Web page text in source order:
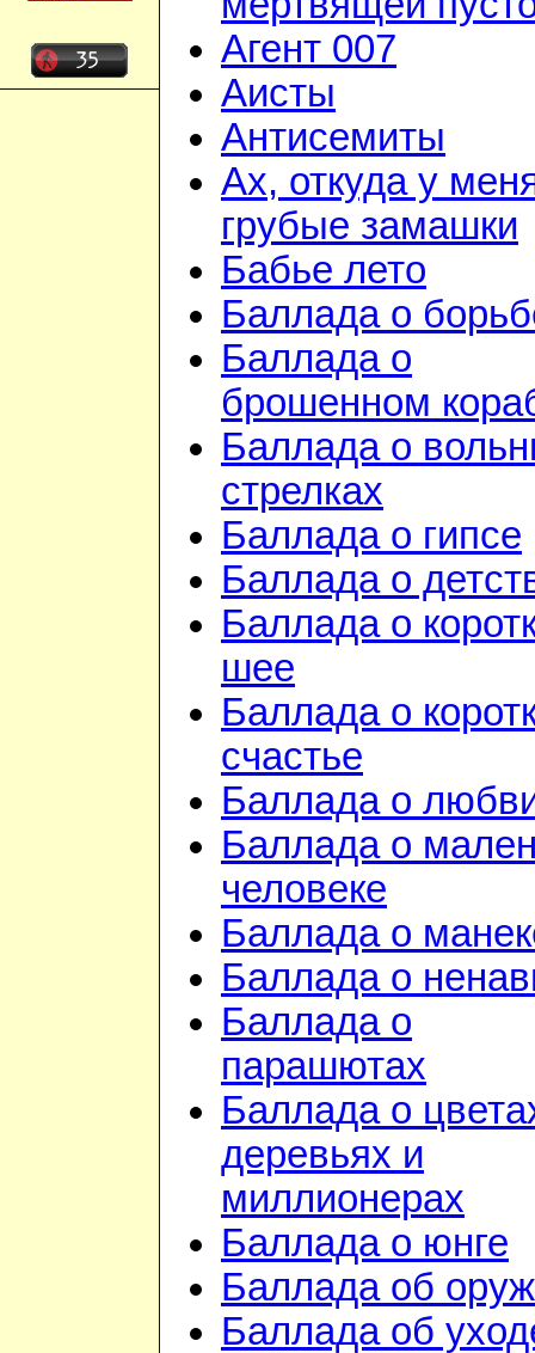
Агент 007
Аисты
Антисемиты
Ах, откуда у
грубые замашки
Бабье лето
Баллада о
Баллада о
брошенном
Баллада о
стрелках
Баллада о гипсе
Баллада о
Баллада о
шее
Баллада о
счастье
Баллада о
Баллада о
человеке
Баллада о
Баллада о
Баллада о
парашютах
Баллада о
деревьях и
миллионерах
Баллада о юнге
Баллада об
Баллада об